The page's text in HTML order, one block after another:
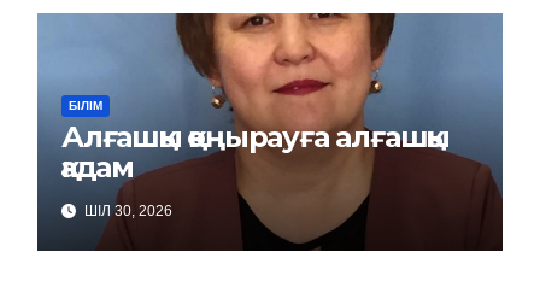
БІЛІМ
Алғашқы қоңырауға алғашқы
қадам
ШІЛ 30, 2026